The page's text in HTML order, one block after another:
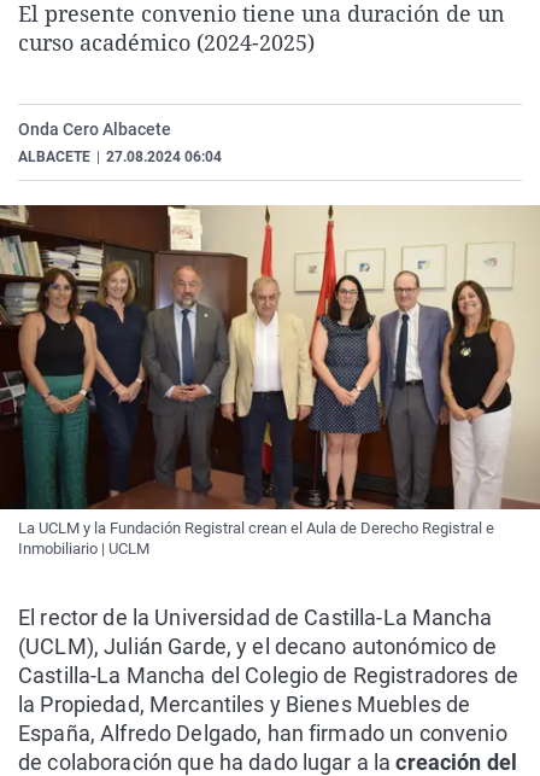
La rosa de los vientos
Como el perro y el
Caso
Equipo de
Extremadura
La Rioja
País Vasco
Virales
Elecciones
El presente convenio tiene una duración de un
curso académico (2024-2025)
Onda Cero Albacete
ALBACETE 27.08.2024 06:04
La UCLM y la Fundación Registral crean el Aula de Derecho Registral e
Inmobiliario | UCLM
El rector de la Universidad de Castilla-La Mancha
(UCLM), Julián Garde, y el decano autonómico de
Castilla-La Mancha del Colegio de Registradores de
la Propiedad, Mercantiles y Bienes Muebles de
España, Alfredo Delgado, han firmado un convenio
de colaboración que ha dado lugar a lacreación del